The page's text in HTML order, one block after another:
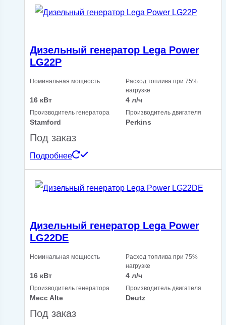
Дизельный генератор Lega Power
LG22P
Номинальная мощность
16 кВт
Расход топлива при 75%
нагрузке
4 л/ч
Производитель генератора
Stamford
Производитель двигателя
Perkins
Под заказ
Подробнее
Дизельный генератор Lega Power
LG22DE
Номинальная мощность
16 кВт
Расход топлива при 75%
нагрузке
4 л/ч
Производитель генератора
Mecc Alte
Производитель двигателя
Deutz
Под заказ